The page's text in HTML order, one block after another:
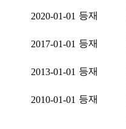
2020-01-01 등재
2017-01-01 등재
2013-01-01 등재
2010-01-01 등재